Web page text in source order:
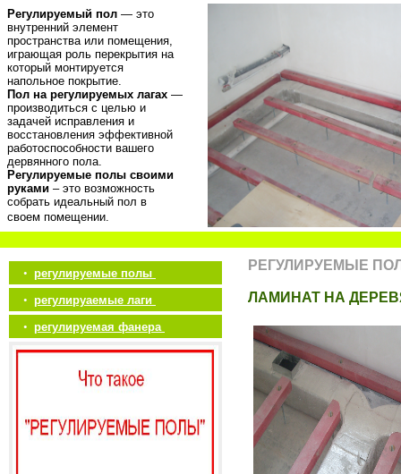
Регулируемый пол — это
внутренний элемент
пространства или помещения,
играющая роль перекрытия на
который монтируется
напольное покрытие.
Пол на регулируемых лагах —
производиться с целью и
задачей исправления и
восстановления эффективной
работоспособности вашего
дервянного пола.
Регулируемые полы своими
руками – это возможность
собрать идеальный пол в
своем помещении.
• регулируемые полы
• регулируаемые лаги
• регулируемая фанера
РЕГУЛИРУЕМЫЕ
ЛАМИНАТ НА